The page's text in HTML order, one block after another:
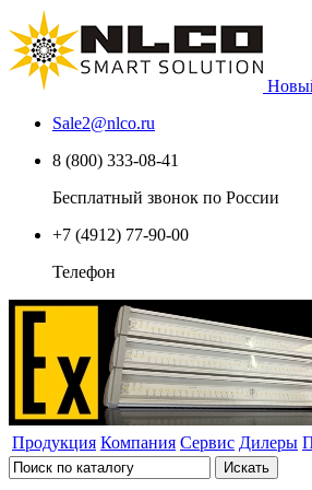
Sale2@nlco.ru
8 (800) 333-08-41
Бесплатный звонок по России
+7 (4912) 77-90-00
Телефон
Продукция Компания Сервис Дилеры